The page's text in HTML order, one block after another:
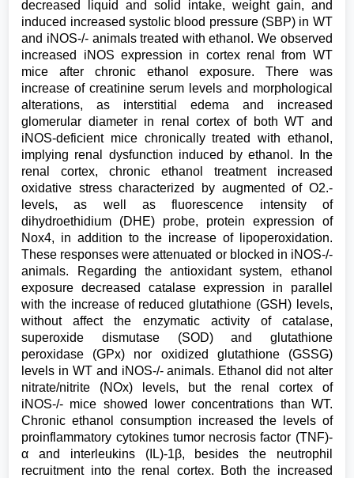
decreased liquid and solid intake, weight gain, and
induced increased systolic blood pressure (SBP) in WT
and iNOS-/- animals treated with ethanol. We observed
increased iNOS expression in cortex renal from WT
mice after chronic ethanol exposure. There was
increase of creatinine serum levels and morphological
alterations, as interstitial edema and increased
glomerular diameter in renal cortex of both WT and
iNOS-deficient mice chronically treated with ethanol,
implying renal dysfunction induced by ethanol. In the
renal cortex, chronic ethanol treatment increased
oxidative stress characterized by augmented of O2.-
levels, as well as fluorescence intensity of
dihydroethidium (DHE) probe, protein expression of
Nox4, in addition to the increase of lipoperoxidation.
These responses were attenuated or blocked in iNOS-/-
animals. Regarding the antioxidant system, ethanol
exposure decreased catalase expression in parallel
with the increase of reduced glutathione (GSH) levels,
without affect the enzymatic activity of catalase,
superoxide dismutase (SOD) and glutathione
peroxidase (GPx) nor oxidized glutathione (GSSG)
levels in WT and iNOS-/- animals. Ethanol did not alter
nitrate/nitrite (NOx) levels, but the renal cortex of
iNOS-/- mice showed lower concentrations than WT.
Chronic ethanol consumption increased the levels of
proinflammatory cytokines tumor necrosis factor (TNF)-
α and interleukins (IL)-1β, besides the neutrophil
recruitment into the renal cortex. Both the increased